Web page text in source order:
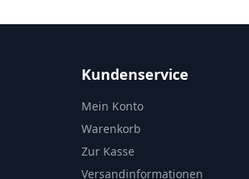
Kundenservice
Mein Konto
Warenkorb
Zur Kasse
Versandinformationen